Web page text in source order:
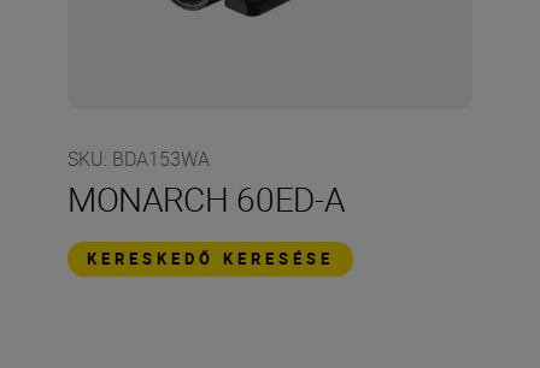
SKU: BDA153WA
MONARCH 60ED-A
KERESKEDŐ KERESÉSE